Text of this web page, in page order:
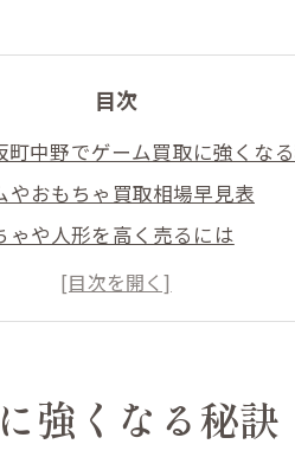
目次
町中野でゲーム買取に強くな
やおもちゃ買取相場早見表
ゃや人形を高く売るには
りや処分の流れを知る
ゲーム機も査定対象に
人形の賢い査定活用術を解説
おもちゃ査定ポイント一覧
強くなる秘訣